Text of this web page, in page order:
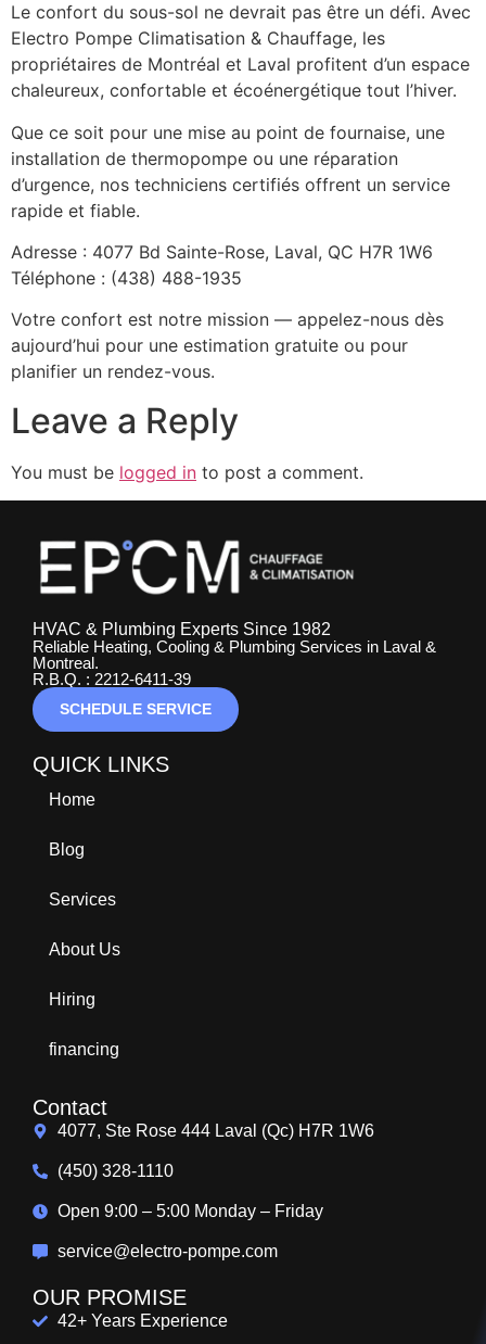
Le confort du sous-sol ne devrait pas être un défi. Avec
Electro Pompe Climatisation & Chauffage, les
propriétaires de Montréal et Laval profitent d’un espace
chaleureux, confortable et écoénergétique tout l’hiver.
Que ce soit pour une mise au point de fournaise, une
installation de thermopompe ou une réparation
d’urgence, nos techniciens certifiés offrent un service
rapide et fiable.
Adresse : 4077 Bd Sainte-Rose, Laval, QC H7R 1W6
Téléphone : (438) 488-1935
Votre confort est notre mission — appelez-nous dès
aujourd’hui pour une estimation gratuite ou pour
planifier un rendez-vous.
Leave a Reply
You must be logged in to post a comment.
HVAC & Plumbing Experts Since 1982
Reliable Heating, Cooling & Plumbing Services in Laval &
Montreal.
R.B.Q. : 2212-6411-39
SCHEDULE SERVICE
QUICK LINKS
Home
Blog
Services
About Us
Hiring
financing
Contact
4077, Ste Rose 444 Laval (Qc) H7R 1W6
(450) 328-1110
Open 9:00 – 5:00 Monday – Friday
service@electro-pompe.com
OUR PROMISE
42+ Years Experience